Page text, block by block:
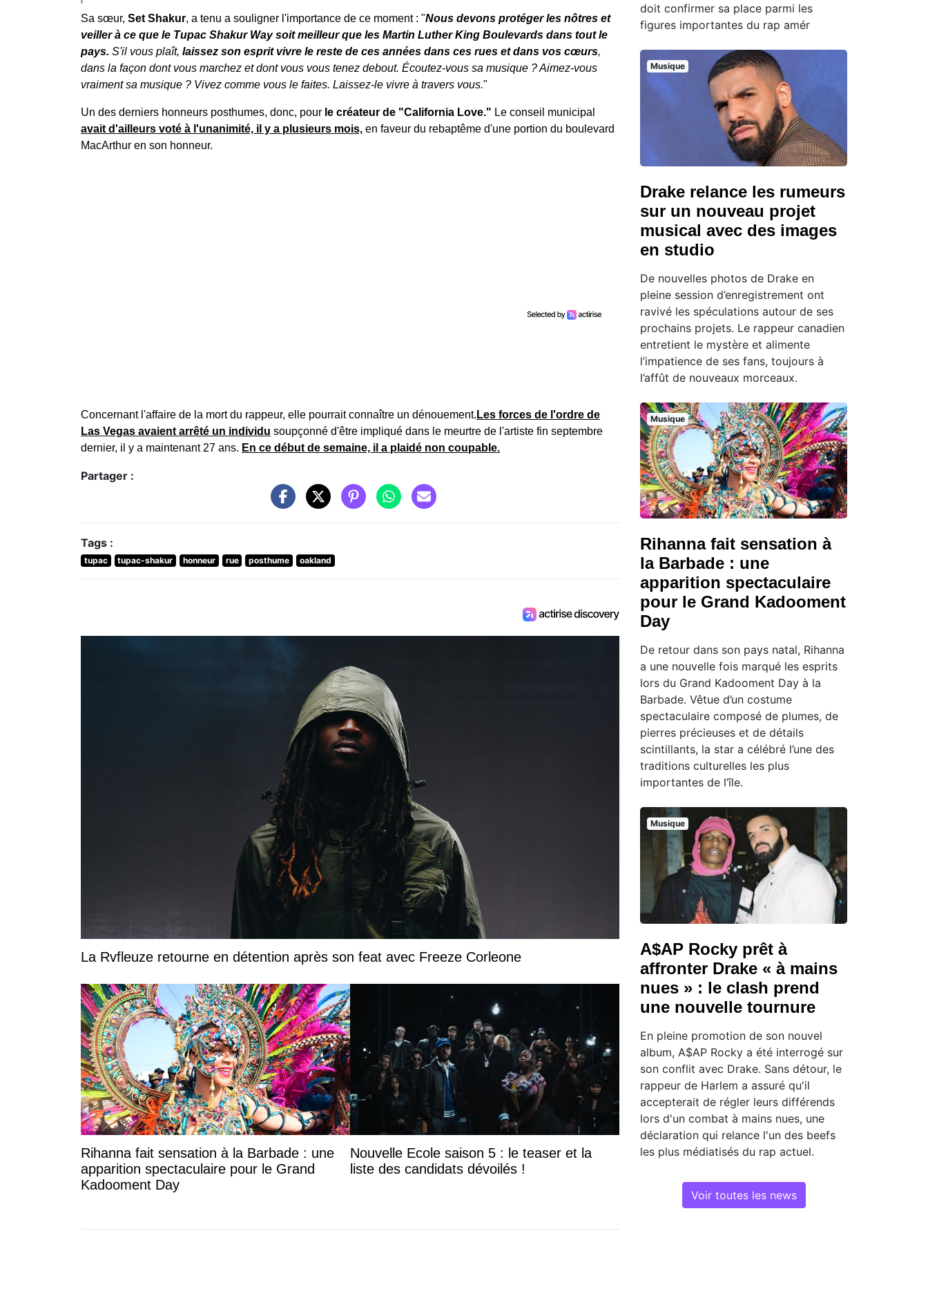
Sa sœur, Set Shakur, a tenu a souligner l'importance de ce moment : "Nous devons protéger les nôtres et
veiller à ce que le Tupac Shakur Way soit meilleur que les Martin Luther King Boulevards dans tout le
pays. S'il vous plaît, laissez son esprit vivre le reste de ces années dans ces rues et dans vos cœurs,
dans la façon dont vous marchez et dont vous vous tenez debout. Écoutez-vous sa musique ? Aimez-vous
vraiment sa musique ? Vivez comme vous le faites. Laissez-le vivre à travers vous."
Un des derniers honneurs posthumes, donc, pour le créateur de "California Love." Le conseil municipal
avait d'ailleurs voté à l'unanimité, il y a plusieurs mois, en faveur du rebaptême d'une portion du boulevard
MacArthur en son honneur.
Concernant l'affaire de la mort du rappeur, elle pourrait connaître un dénouement. Les forces de l'ordre de
Las Vegas avaient arrêté un individu soupçonné d'être impliqué dans le meurtre de l'artiste fin septembre
dernier, il y a maintenant 27 ans. En ce début de semaine, il a plaidé non coupable.
Partager :
Tags :
tupac tupac-shakur honneur rue posthume oakland
La Rvfleuze retourne en détention après son feat avec Freeze Corleone
Rihanna fait sensation à la Barbade : une
apparition spectaculaire pour le Grand
Kadooment Day
Nouvelle Ecole saison 5 : le teaser et la
liste des candidats dévoilés !
doit confirmer sa place parmi les
figures importantes du rap amér
Musique
Drake relance les rumeurs
sur un nouveau projet
musical avec des images
en studio
De nouvelles photos de Drake en
pleine session d’enregistrement ont
ravivé les spéculations autour de ses
prochains projets. Le rappeur canadien
entretient le mystère et alimente
l’impatience de ses fans, toujours à
l’affût de nouveaux morceaux.
Musique
Rihanna fait sensation à
la Barbade : une
apparition spectaculaire
pour le Grand Kadooment
Day
De retour dans son pays natal, Rihanna
a une nouvelle fois marqué les esprits
lors du Grand Kadooment Day à la
Barbade. Vêtue d’un costume
spectaculaire composé de plumes, de
pierres précieuses et de détails
scintillants, la star a célébré l’une des
traditions culturelles les plus
importantes de l’île.
Musique
A$AP Rocky prêt à
affronter Drake « à mains
nues » : le clash prend
une nouvelle tournure
En pleine promotion de son nouvel
album, A$AP Rocky a été interrogé sur
son conflit avec Drake. Sans détour, le
rappeur de Harlem a assuré qu'il
accepterait de régler leurs différends
lors d'un combat à mains nues, une
déclaration qui relance l'un des beefs
les plus médiatisés du rap actuel.
Voir toutes les news